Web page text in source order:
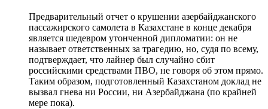
Предварительный отчет о крушении азербайджанского
пассажирского самолета в Казахстане в конце декабря
является шедевром утонченной дипломатии: он не
называет ответственных за трагедию, но, судя по всему,
подтверждает, что лайнер был случайно сбит
российскими средствами ПВО, не говоря об этом прямо.
Таким образом, подготовленный Казахстаном доклад не
вызвал гнева ни России, ни Азербайджана (по крайней
мере пока).